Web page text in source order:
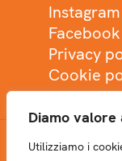
Diamo
Utilizziamo i
Instagram
Facebook
Privacy
Cookie